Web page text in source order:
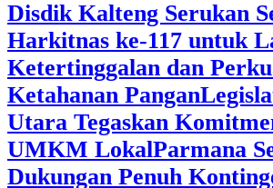
Disdik Kalteng Serukan
Harkitnas ke-117 untuk
Ketertinggalan dan
Ketahanan Pangan
Utara Tegaskan
UMKM LokalParmana
Dukungan Penuh